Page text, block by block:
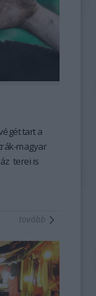
tart a
magyar
terei is
tovább